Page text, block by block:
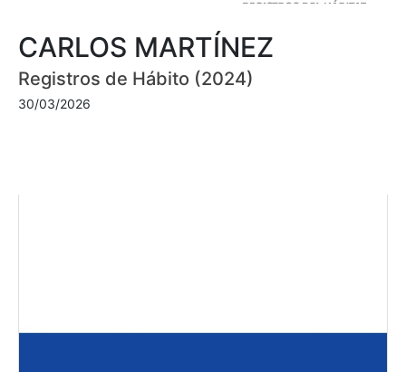
CARLOS MARTÍNEZ
Registros de Hábito (2024)
30/03/2026